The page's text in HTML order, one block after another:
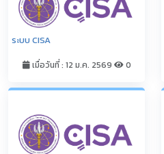
ระบบ CISA
เมื่อวันที่ : 12 ม.ค. 2569 0